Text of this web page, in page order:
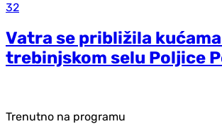
32
Vatra se približila
trebinjskom selu Poljice
Trenutno na programu